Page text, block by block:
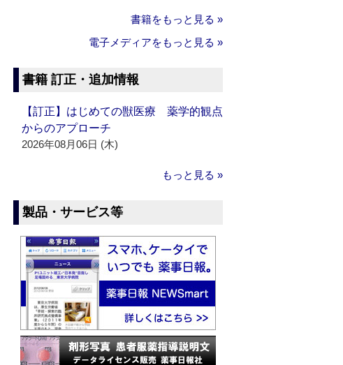
書籍をもっと見る »
電子メディアをもっと見る »
書籍 訂正・追加情報
【訂正】はじめての獣医療 薬学的観点
からのアプローチ
2026年08月06日 (木)
もっと見る »
製品・サービス等